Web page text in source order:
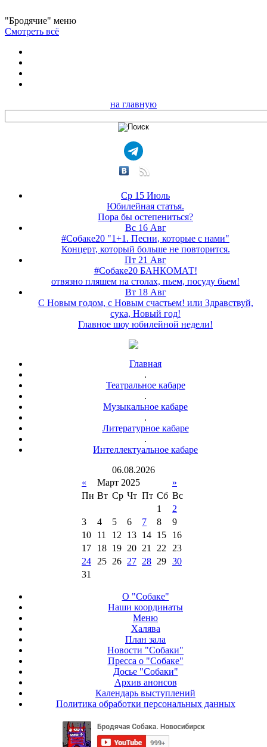
"Бродячие" меню
Смотреть всё
на главную
Ср 15 Июль
Юбилейная статья.
Пора бы остепениться?
Вс 16 Авг
#Собаке20 "1+1. Песни, которые с нами"
Концерт, который больше не повторится.
Пт 21 Авг
#Собаке20 БАНКОМАТ!
отвязно пляшем на столах, пьем, посуду бьем!
Вт 18 Авг
С Новым годом, с Новым счастьем! или Здравствуй,
сука, Новый год!
Главное шоу юбилейной недели!
Главная
.
Театральное кабаре
.
Музыкальное кабаре
.
Литературное кабаре
.
Интеллектуальное кабаре
06.08.2026
«
Март 2025
»
Пн Вт Ср Чт Пт Сб Вс
1
2
3
4 5 6 7 8
9
10
11 12 13 14 15
16
17
18 19 20 21 22
23
24
25 26 27 28 29 30
31
О "Собаке"
Наши координаты
Меню
Халява
План зала
Новости "Собаки"
Пресса о "Собаке"
Досье "Собаки"
Архив анонсов
Календарь выступлений
Политика обработки персональных данных